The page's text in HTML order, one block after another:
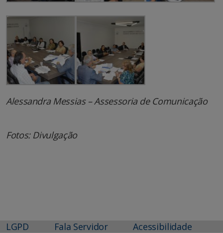
Alessandra Messias – Assessoria de Comunicação
Fotos: Divulgação
LGPD Fala Servidor Acessibilidade